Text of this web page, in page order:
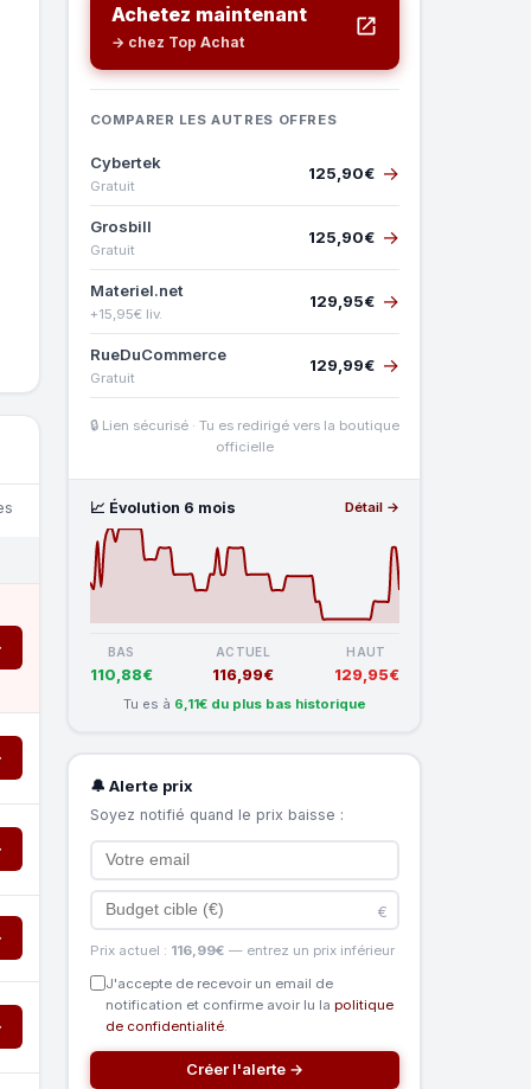
Achetez maintenant
→ chez Top Achat
COMPARER LES AUTRES OFFRES
Cybertek
Gratuit
125,90€ →
Grosbill
Gratuit
125,90€ →
Materiel.net
+15,95€ liv.
129,95€ →
RueDuCommerce
Gratuit
129,99€ →
🔒 Lien sécurisé · Tu es redirigé vers la boutique
officielle
📈 Évolution 6 mois Détail →
BAS
110,88€
ACTUEL
116,99€
HAUT
129,95€
Tu es à 6,11€ du plus bas historique
🔔 Alerte prix
Soyez notifié quand le prix baisse :
€
Prix actuel : 116,99€ — entrez un prix inférieur
J'accepte de recevoir un email de
notification et confirme avoir lu la politique
de confidentialité.
Créer l'alerte →